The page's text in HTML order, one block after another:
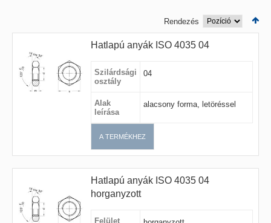
Rendezés
Hatlapú anyák ISO 4035 04
Szilárdsági
osztály
04
Alak
leírása
alacsony forma, letöréssel
A TERMÉKHEZ
Hatlapú anyák ISO 4035 04
horganyzott
Felület